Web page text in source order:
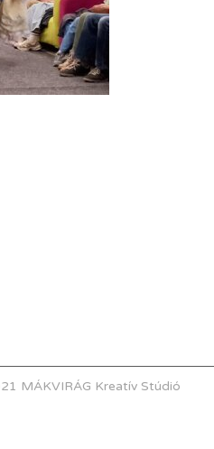
MÁKVIRÁG Kreatív Stúdió